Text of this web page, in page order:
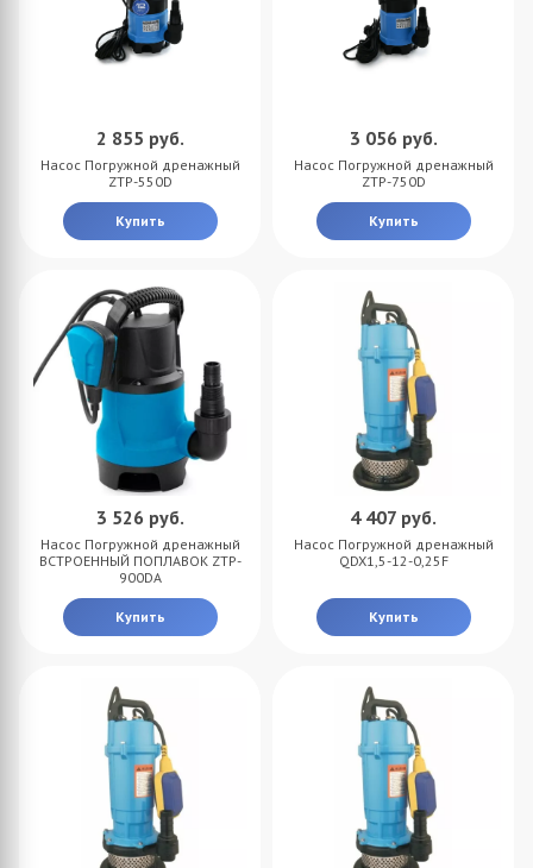
2 855 руб.
Насос Погружной дренажный
ZTP-550D
Купить
3 056 руб.
Насос Погружной дренажный
ZTP-750D
Купить
3 526 руб.
Насос Погружной дренажный
ВСТРОЕННЫЙ ПОПЛАВОК ZTP-
900DA
Купить
4 407 руб.
Насос Погружной дренажный
QDX1,5-12-0,25F
Купить